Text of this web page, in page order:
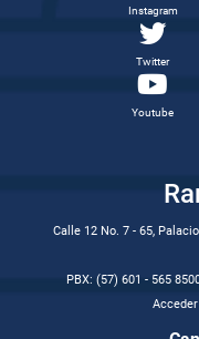
Instagram
Twitter
Youtube
Calle 12 No. 7 - 65,
PBX: (57) 601 - 565